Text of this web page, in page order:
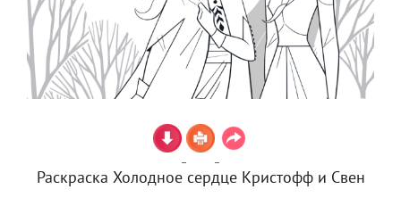
Раскраска Холодное сердце Кристофф и Свен